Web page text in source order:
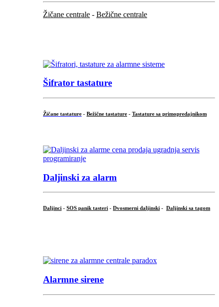
Žičane centrale - Bežične centrale
Šifrator tastature
Žičane tastature - Bežične tastature - Tastature sa primopredajnikom
Daljinski za alarm
Daljinci - SOS panik tasteri - Dvosmerni daljinski - Daljinski sa tagom
Alarmne sirene